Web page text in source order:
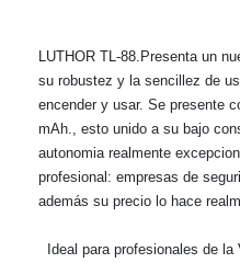
LUTHOR TL-88 Presenta un
su robustez y la sencillez de
encender y usar. Se presente
mAh., esto unido a su bajo
autonomia realmente
profesional: empresas de
además su precio lo hace
Ideal para profesionales de